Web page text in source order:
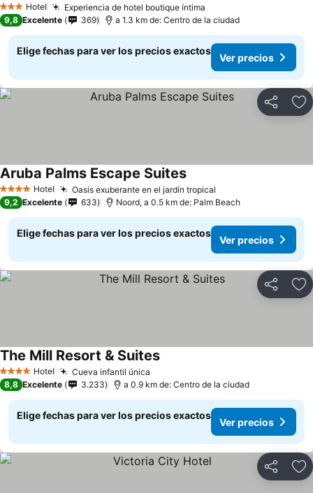
3 Estrellas
Hotel Experiencia de hotel boutique íntima
9,8 Excelente 369 a 1.3 km de: Centro de la ciudad
Elige fechas para ver los precios exactos
Ver precios
Compartir
4 EstrellasHotel Oasis exuberante en el jardín tropical
Aruba Palms Escape Suites
9,2 Excelente 633 Noord, a 0.5 km de: Palm Beach
Elige fechas para ver los precios exactos
Ver precios
Compartir
4 EstrellasHotel Cueva infantil única
The Mill Resort & Suites
8,8 Excelente 3.233 a 0.9 km de: Centro de la ciudad
Elige fechas para ver los precios exactos
Ver precios
Compartir